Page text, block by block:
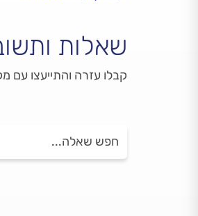
שאלות
קבלו עזרה והתייעצו עם